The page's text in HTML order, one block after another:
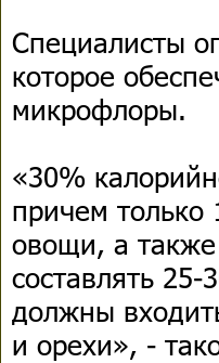
Специалисты
которое
микрофлоры.
«30%
причем
овощи, а
составлять
должны
и орехи», -